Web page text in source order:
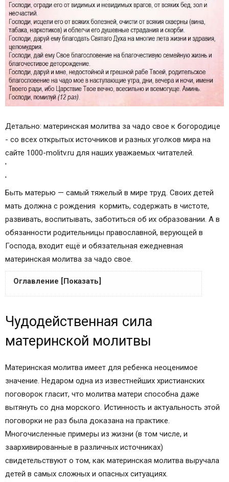
Детально: материнская молитва за чадо свое к богородице
- со всех открытых источников и разных уголков мира на
сайте 1000-molitv.ru для наших уважаемых читателей.
'
'
Быть матерью — самый тяжелый в мире труд. Своих детей
мать должна с рождения кормить, содержать в чистоте,
развивать, воспитывать, заботиться об их образовании. А в
обязанности родительницы православной, верующей в
Господа, входит ещё и обязательная ежедневная
материнская молитва за чадо свое.
Оглавление [Показать]
Самые известные материнские молитвы за чадо
Молитва Господу за свое чадо
детей
Сильная материнская молитва за чадо свое —
для детей старшего возраста
Как выбрать нужную материнскую молитву?
Когда и как правильно читать молитву о детях?
Православная материнская молитва о своих
детях
Как правильно молиться
Чудодейственная сила
материнской молитвы
Материнская молитва имеет для ребенка неоценимое
значение. Недаром одна из известнейших христианских
поговорок гласит, что молитва матери способна даже
вытянуть со дна морского. Истинность и актуальность этой
поговорки не раз была доказана на практике.
Многочисленные примеры из жизни (в том числе, и
заархивированные в различных источниках)
свидетельствуют о том, как материнская молитва выручала
детей в самых сложных и опасных ситуациях.